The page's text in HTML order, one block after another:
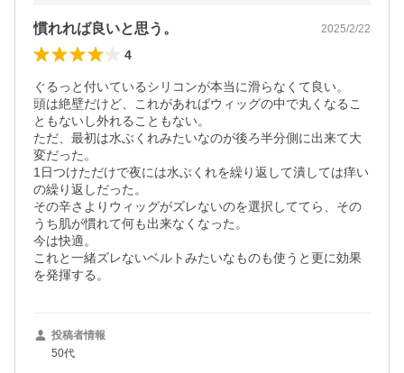
慣れれば良いと思う。 2025/2/22
4
ぐるっと付いているシリコンが本当に滑らなくて良い。
頭は絶壁だけど、これがあればウィッグの中で丸くなるこ
ともないし外れることもない。
ただ、最初は水ぶくれみたいなのが後ろ半分側に出来て大
変だった。
1日つけただけで夜には水ぶくれを繰り返して潰しては痒い
の繰り返しだった。
その辛さよりウィッグがズレないのを選択しててら、その
うち肌が慣れて何も出来なくなった。
今は快適。
これと一緒ズレないベルトみたいなものも使うと更に効果
を発揮する。
投稿者情報
50代